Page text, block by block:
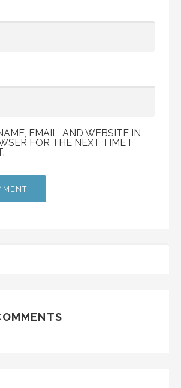
EMAIL, AND WEBSITE IN
FOR THE NEXT TIME I